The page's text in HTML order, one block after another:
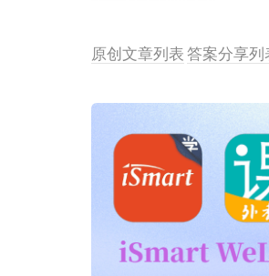
原创文章列表答案分享列